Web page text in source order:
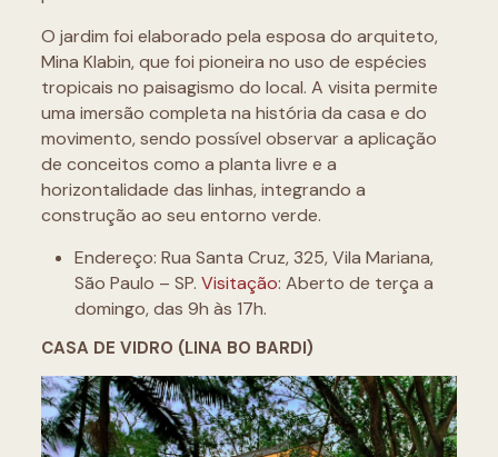
O jardim foi elaborado pela esposa do arquiteto,
Mina Klabin, que foi pioneira no uso de espécies
tropicais no paisagismo do local. A visita permite
uma imersão completa na história da casa e do
movimento, sendo possível observar a aplicação
de conceitos como a planta livre e a
horizontalidade das linhas, integrando a
construção ao seu entorno verde.
Endereço: Rua Santa Cruz, 325, Vila Mariana,
São Paulo – SP. Visitação: Aberto de terça a
domingo, das 9h às 17h.
CASA DE VIDRO (LINA BO BARDI)